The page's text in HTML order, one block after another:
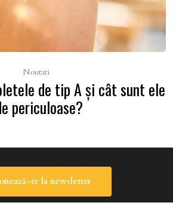
Noutati
de tip A şi cât sunt ele
periculoase?
te la newsletter